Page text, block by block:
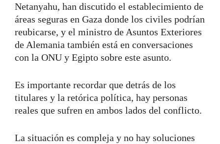
Netanyahu, han discutido el establecimiento de
áreas seguras en Gaza donde los civiles podrían
reubicarse, y el ministro de Asuntos Exteriores
de Alemania también está en conversaciones
con la ONU y Egipto sobre este asunto.
Es importante recordar que detrás de los
titulares y la retórica política, hay personas
reales que sufren en ambos lados del conflicto.
La situación es compleja y no hay soluciones